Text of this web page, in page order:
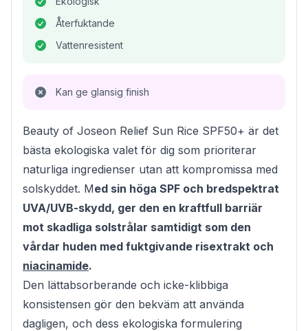
Återfuktande
Vattenresistent
Kan ge glansig finish
Beauty of Joseon Relief Sun Rice SPF50+ är det
bästa ekologiska valet för dig som prioriterar
naturliga ingredienser utan att kompromissa med
solskyddet. Med sin höga SPF och bredspektrat
UVA/UVB-skydd, ger den en kraftfull barriär
mot skadliga solstrålar samtidigt som den
vårdar huden med fuktgivande risextrakt och
niacinamide.
Den lättabsorberande och icke-klibbiga
konsistensen gör den bekväm att använda
dagligen, och dess ekologiska formulering